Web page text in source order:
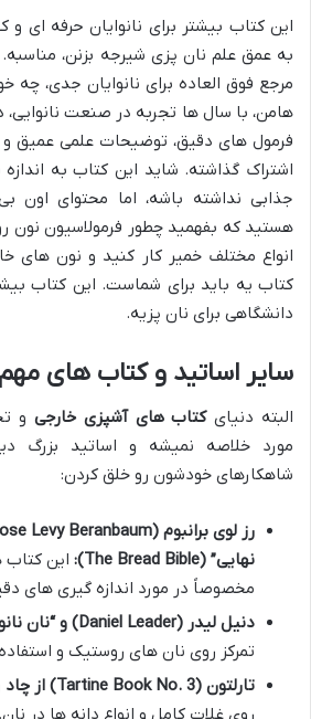
این کتاب بیشتر برای نانوایان حرفه ای
به عمق علم نان پزی شیرجه بزنن، مناسبه.
مرجع فوق العاده برای نانوایان جدی، چه
هامن، با سال ها تجربه در صنعت
فرمول های دقیق، توضیحات علمی عمیق
اشتراک گذاشته. شاید این کتاب به
جذابی نداشته باشه، اما محتوای اون
هستید که بفهمید چطور فرمولاسیون نون
انواع مختلف خمیر کار کنید و نون های
کتاب یه باید برای شماست. این کتاب
دانشگاهی برای نان پزیه.
سایر اساتید و کتاب های مهم
البته دنیایکتاب های آشپزی خارجی و
مورد خلاصه نمیشه و اساتید
شاهکارهای خودشون رو خلق کردن:
نهایی” (The Bread Bible):
این
مخصوصاً در مورد اندازه گیری های
دنیل لیدر (Daniel Leader) و “نان نانوایی” (Bread Alone):
تمرکز روی نان های روستیک و
تارلتون (Tartine Book No. 3) از چاد رابرتسون: